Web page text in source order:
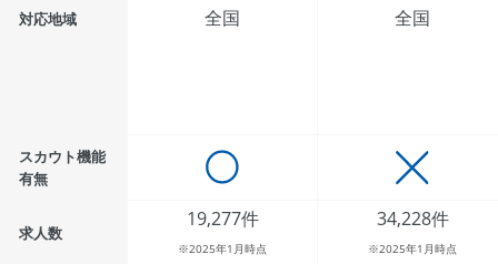
対応地域 全国 全国
スカウト機能
有無
求人数
19,277件
※2025年1月時点
34,228件
※2025年1月時点